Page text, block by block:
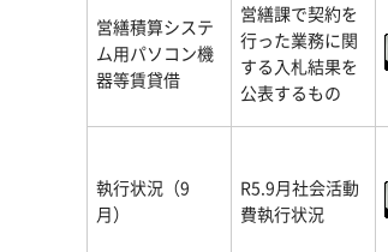
営繕積算システ
ム用パソコン機
器等賃貸借
営繕課で契約を
行った業務に関
する入札結果を
公表するもの
執行状況（9
月）
R5.9月社会活動
費執行状況